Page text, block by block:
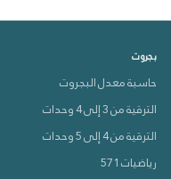
بجروت
حاسبة معدل البجروت
الترقية من 3 إلى 4 وحدات
الترقية من 4 إلى 5 وحدات
رياضيات 571